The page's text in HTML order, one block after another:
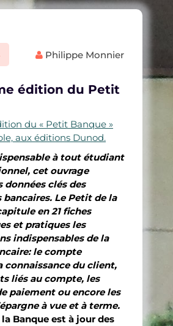
Philippe Monnier
édition du Petit
du « Petit Banque »
aux éditions Dunod.
à tout étudiant
cet ouvrage
données clés des
Le Petit de la
en 21 fiches
et pratiques les
indispensables de la
le compte
connaissance du client,
liés au compte, les
paiement ou encore les
à vue et à terme.
Banque est à jour des